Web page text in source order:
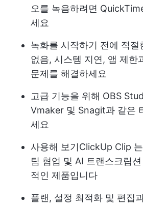
오를 녹음하려면
세요
녹화를 시작하기 전에 적절
없음, 시스템 지연, 앱 제한
문제를 해결하세요
고급 기능을 위해 OBS
Vmaker 및 Snagit과 같은
세요
사용해 보기ClickUp Clip
팀 협업 및 AI 트랜스크립
적인 제품입니다
플랜, 설정 최적화 및 편집